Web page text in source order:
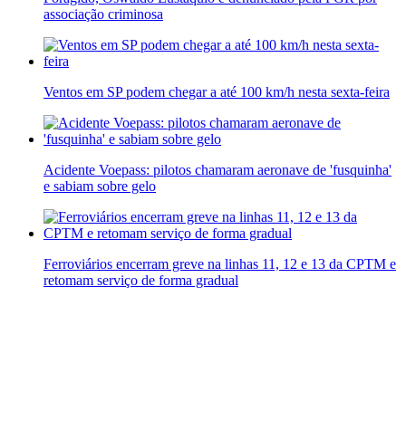
associação criminosa
Ventos em SP podem chegar a até 100 km/h nesta sexta-feira
Acidente Voepass: pilotos chamaram aeronave de 'fusquinha'
e sabiam sobre gelo
Ferroviários encerram greve na linhas 11, 12 e 13 da CPTM e
retomam serviço de forma gradual